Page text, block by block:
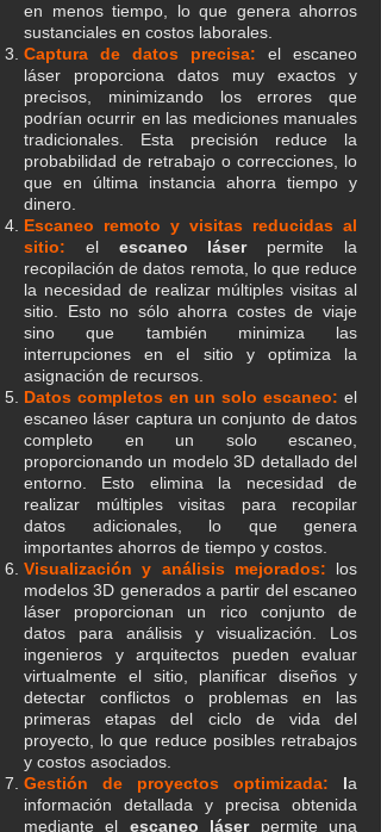
en menos tiempo, lo que genera ahorros
sustanciales en costos laborales.
Captura de datos precisa: el escaneo
láser proporciona datos muy exactos y
precisos, minimizando los errores que
podrían ocurrir en las mediciones manuales
tradicionales. Esta precisión reduce la
probabilidad de retrabajo o correcciones, lo
que en última instancia ahorra tiempo y
dinero.
Escaneo remoto y visitas reducidas al
sitio: el escaneo láserpermite la
recopilación de datos remota, lo que reduce
la necesidad de realizar múltiples visitas al
sitio. Esto no sólo ahorra costes de viaje
sino que también minimiza las
interrupciones en el sitio y optimiza la
asignación de recursos.
Datos completos en un solo escaneo: el
escaneo láser captura un conjunto de datos
completo en un solo escaneo,
proporcionando un modelo 3D detallado del
entorno. Esto elimina la necesidad de
realizar múltiples visitas para recopilar
datos adicionales, lo que genera
importantes ahorros de tiempo y costos.
Visualización y análisis mejorados:
los
modelos 3D generados a partir del escaneo
láser proporcionan un rico conjunto de
datos para análisis y visualización. Los
ingenieros y arquitectos pueden evaluar
virtualmente el sitio, planificar diseños y
detectar conflictos o problemas en las
primeras etapas del ciclo de vida del
proyecto, lo que reduce posibles retrabajos
y costos asociados.
Gestión de proyectos optimizada: la
información detallada y precisa obtenida
mediante el escaneo láser permite una